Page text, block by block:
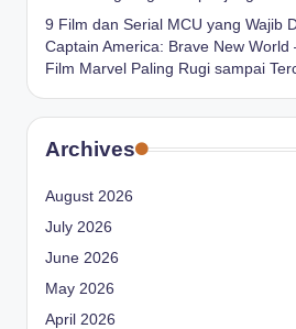
9 Film dan Serial MCU yang Wajib
Captain America: Brave New World
Film Marvel Paling Rugi sampai
Archives
August 2026
July 2026
June 2026
May 2026
April 2026